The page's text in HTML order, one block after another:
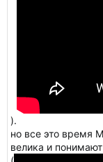
).
но все это время
велика и